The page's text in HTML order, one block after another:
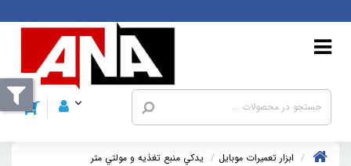
ابزار تعمیرات موبایل يدکي منبع تغذيه و مولتي متر